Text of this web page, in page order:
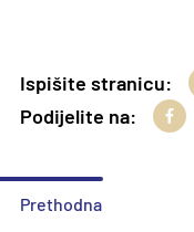
Ispišite stranicu:
Podijelite na:
Prethodna